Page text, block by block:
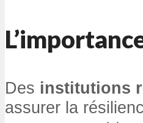
Des institutions
assurer la